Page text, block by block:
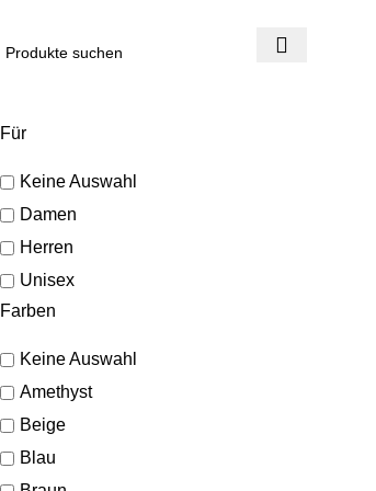
Für
Keine Auswahl
Damen
Herren
Unisex
Farben
Keine Auswahl
Amethyst
Beige
Blau